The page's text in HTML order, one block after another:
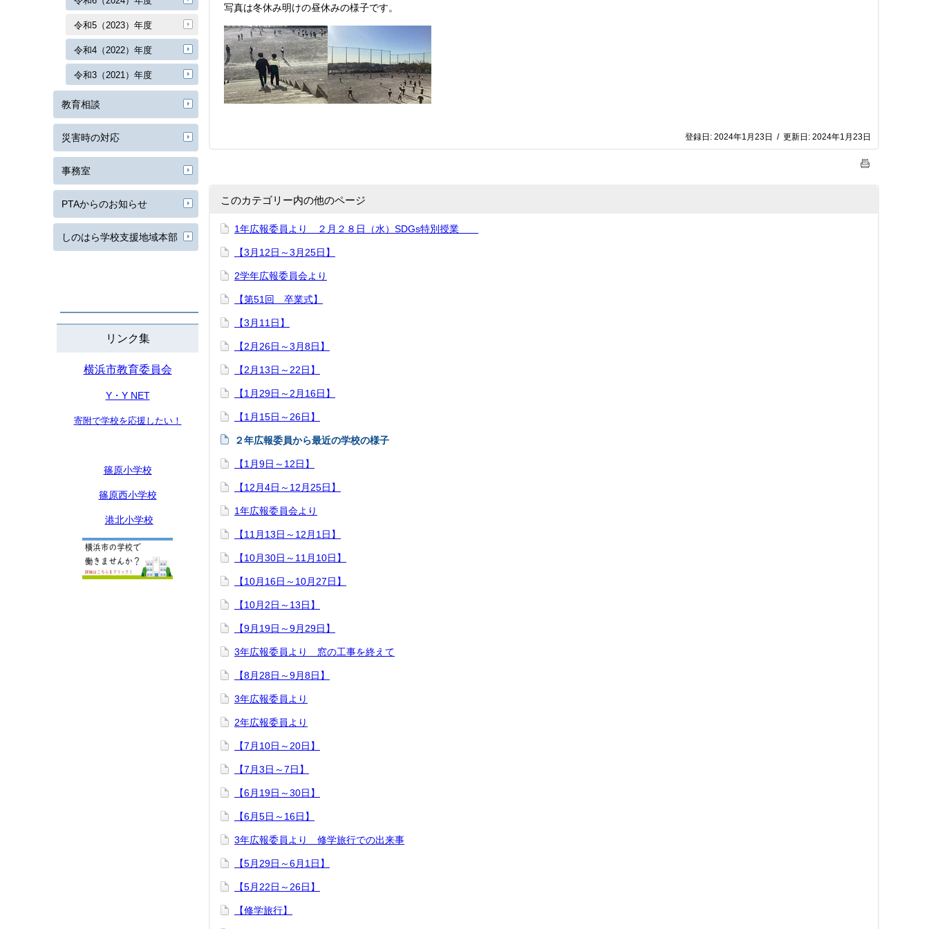
令和5（2023）年度
令和4（2022）年度
令和3（2021）年度
教育相談
災害時の対応
事務室
PTAからのお知らせ
しのはら学校支援地域本部
リンク集
横浜市教育委員会
Y・Y NET
寄附で学校を応援したい！
篠原小学校
篠原西小学校
港北小学校
写真は冬休み明けの昼休みの様子です。
登録日: 2024年1月23日 / 更新日: 2024年1月23日
このカテゴリー内の他のページ
1年広報委員より ２月２８日（水）SDGs特別授業
【3月12日～3月25日】
2学年広報委員会より
【第51回 卒業式】
【3月11日】
【2月26日～3月8日】
【2月13日～22日】
【1月29日～2月16日】
【1月15日～26日】
２年広報委員から最近の学校の様子
【1月9日～12日】
【12月4日～12月25日】
1年広報委員会より
【11月13日～12月1日】
【10月30日～11月10日】
【10月16日～10月27日】
【10月2日～13日】
【9月19日～9月29日】
3年広報委員より 窓の工事を終えて
【8月28日～9月8日】
3年広報委員より
2年広報委員より
【7月10日～20日】
【7月3日～7日】
【6月19日～30日】
【6月5日～16日】
3年広報委員より 修学旅行での出来事
【5月29日～6月1日】
【5月22日～26日】
【修学旅行】